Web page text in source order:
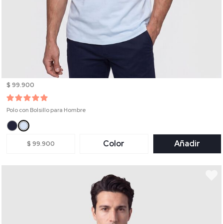
$ 99.900
Polo con Bolsillo para Hombre
$ 99.900 Color Añadir